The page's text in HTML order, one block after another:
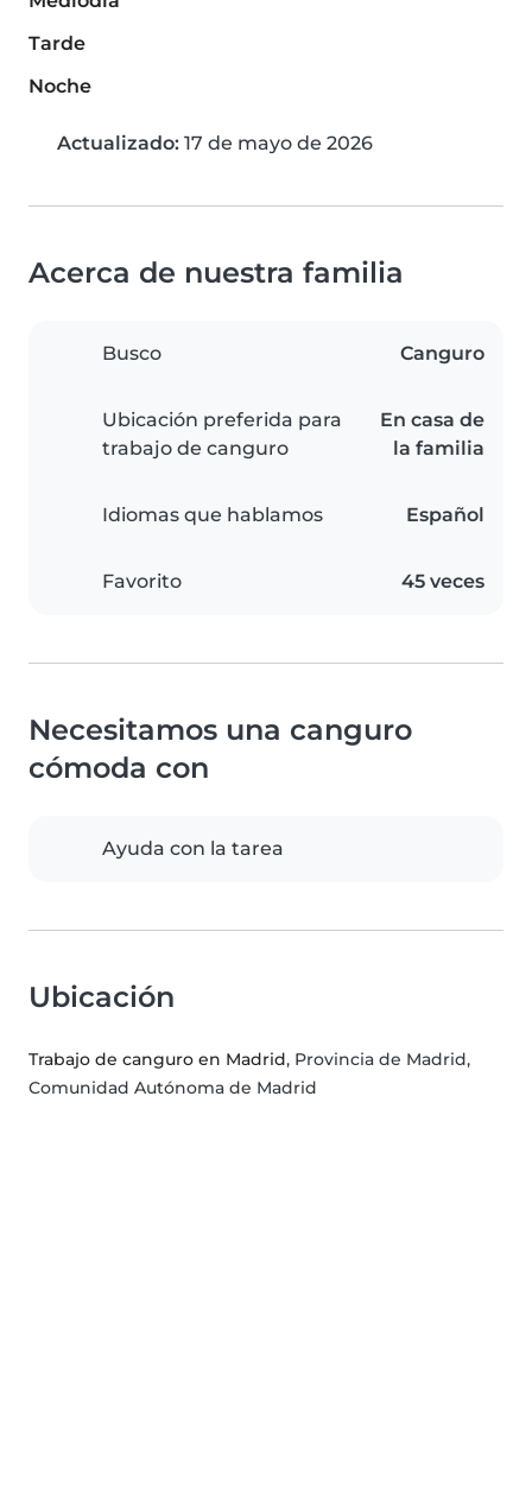
Tarde
Noche
Actualizado: 17 de mayo de 2026
Acerca de nuestra familia
Busco Canguro
Ubicación preferida para
trabajo de canguro
En casa de
la familia
Idiomas que hablamos Español
Favorito 45 veces
Necesitamos una canguro
cómoda con
Ayuda con la tarea
Ubicación
Trabajo de canguro en Madrid, Provincia de Madrid,
Comunidad Autónoma de Madrid